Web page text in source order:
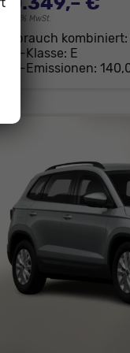
incl. 19% MwSt.
Verbrauch kombiniert:
-Klasse: E
-Emissionen: